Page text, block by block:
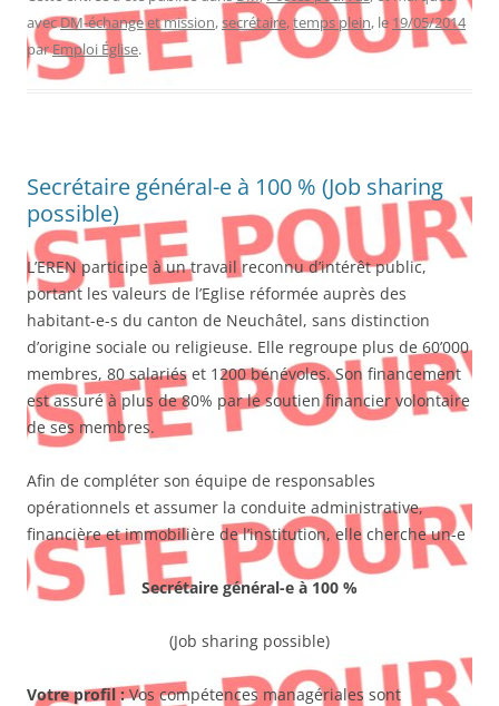
avecDM-échange et mission,secrétaire,temps plein, le 19/05/2014
parEmploi Église.
Secrétaire général-e à 100 % (Job sharing
possible)
L’EREN participe à un travail reconnu d’intérêt public,
portant les valeurs de l’Eglise réformée auprès des
habitant-e-s du canton de Neuchâtel, sans distinction
d’origine sociale ou religieuse. Elle regroupe plus de 60’000
membres, 80 salariés et 1200 bénévoles. Son financement
est assuré à plus de 80% par le soutien financier volontaire
de ses membres.
Afin de compléter son équipe de responsables
opérationnels et assumer la conduite administrative,
financière et immobilière de l’institution, elle cherche un-e
Secrétaire général-e à 100 %
(Job sharing possible)
Votre profil :Vos compétences managériales sont